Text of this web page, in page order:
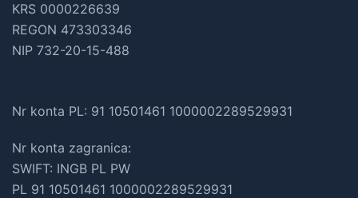
KRS 0000226639
REGON 473303346
NIP 732-20-15-488
Nr konta PL: 91 10501461 1000002289529931
Nr konta zagranica:
SWIFT: INGB PL PW
PL 91 10501461 1000002289529931